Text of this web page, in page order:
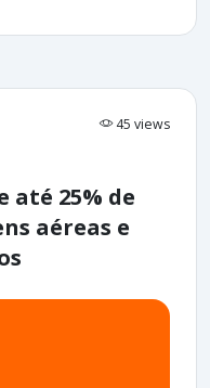
45 views
até 25% de
aéreas e